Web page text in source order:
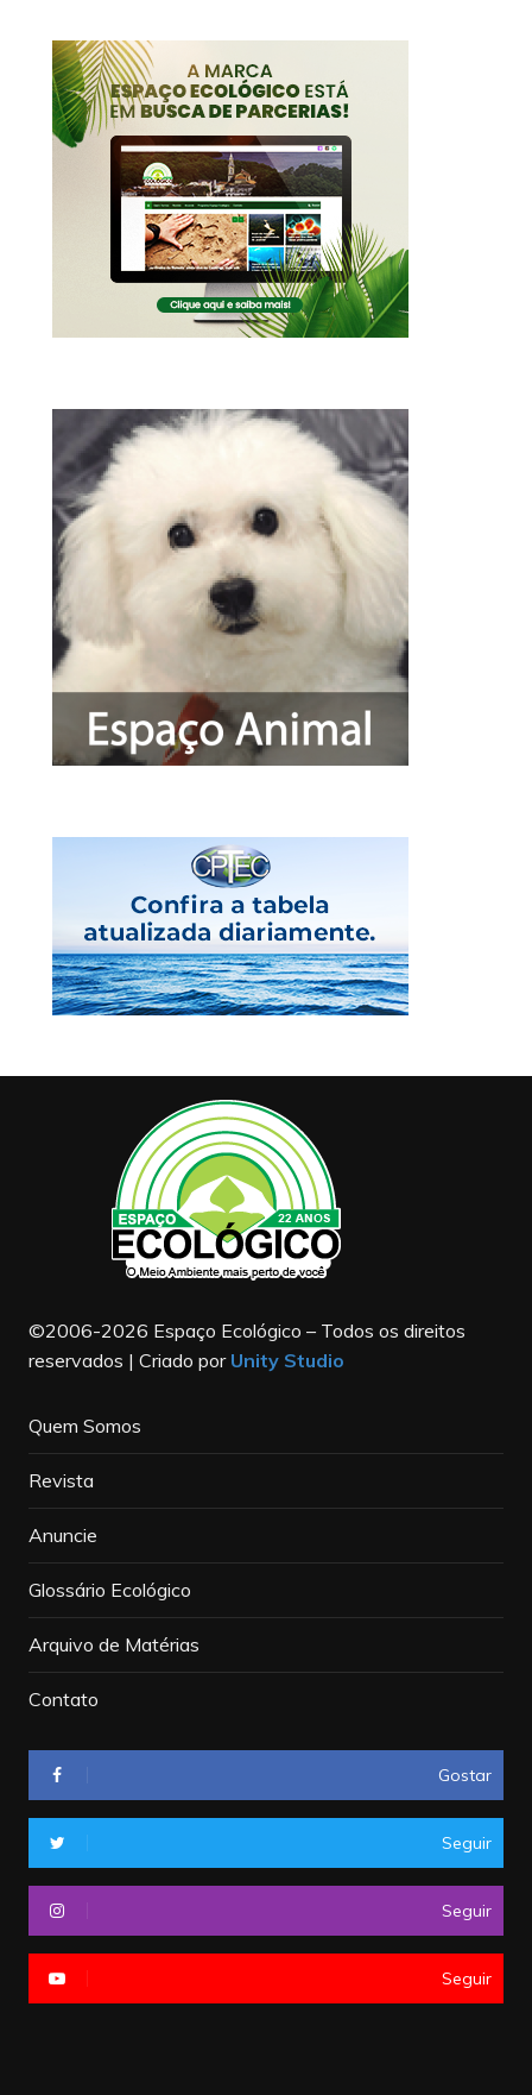
©2006-2026 Espaço Ecológico – Todos os direitos
reservados | Criado por Unity Studio
Quem Somos
Revista
Anuncie
Glossário Ecológico
Arquivo de Matérias
Contato
Gostar
Seguir
Seguir
Seguir